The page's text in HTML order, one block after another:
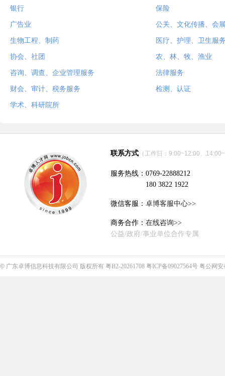
银行 保险
广告业 公关、文化传播、会
生物工程、制药 医疗、护理、卫生服
协会、社团 农、林、牧、渔业
咨询、调查、企业管理服务 法律服务
财会、审计、税务服务 检测、认证
学术、科研院所
联系方式 （工作日：9:00~12:00、
服务热线：0769-22888212
180 3822 1922
微信客服： 卓博客服中心>>
商务合作： 在线咨询>>
公益/政府/事业单位合作专属
© 广东卓博信息科技有限公司 版权所有 粤B2-20261708 粤ICP备09027564号 粤公网安